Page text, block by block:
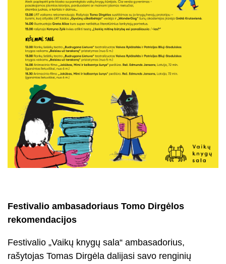
Festivalio ambasadoriaus Tomo Dirgėlos
rekomendacijos
Festivalio „Vaikų knygų sala“ ambasadorius,
rašytojas Tomas Dirgėla dalijasi savo renginių